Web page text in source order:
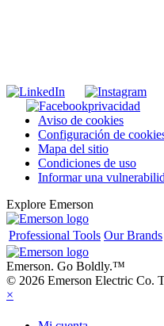
privacidad
Aviso de cookies
Configuración de
Mapa del sitio
Condiciones de uso
Informar una
Explore Emerson
Professional Tools Our Brands
Emerson. Go Boldly.™
© 2026 Emerson Electric Co.
×